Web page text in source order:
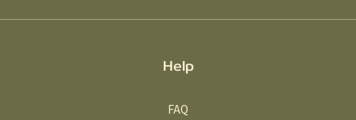
Help
FAQ